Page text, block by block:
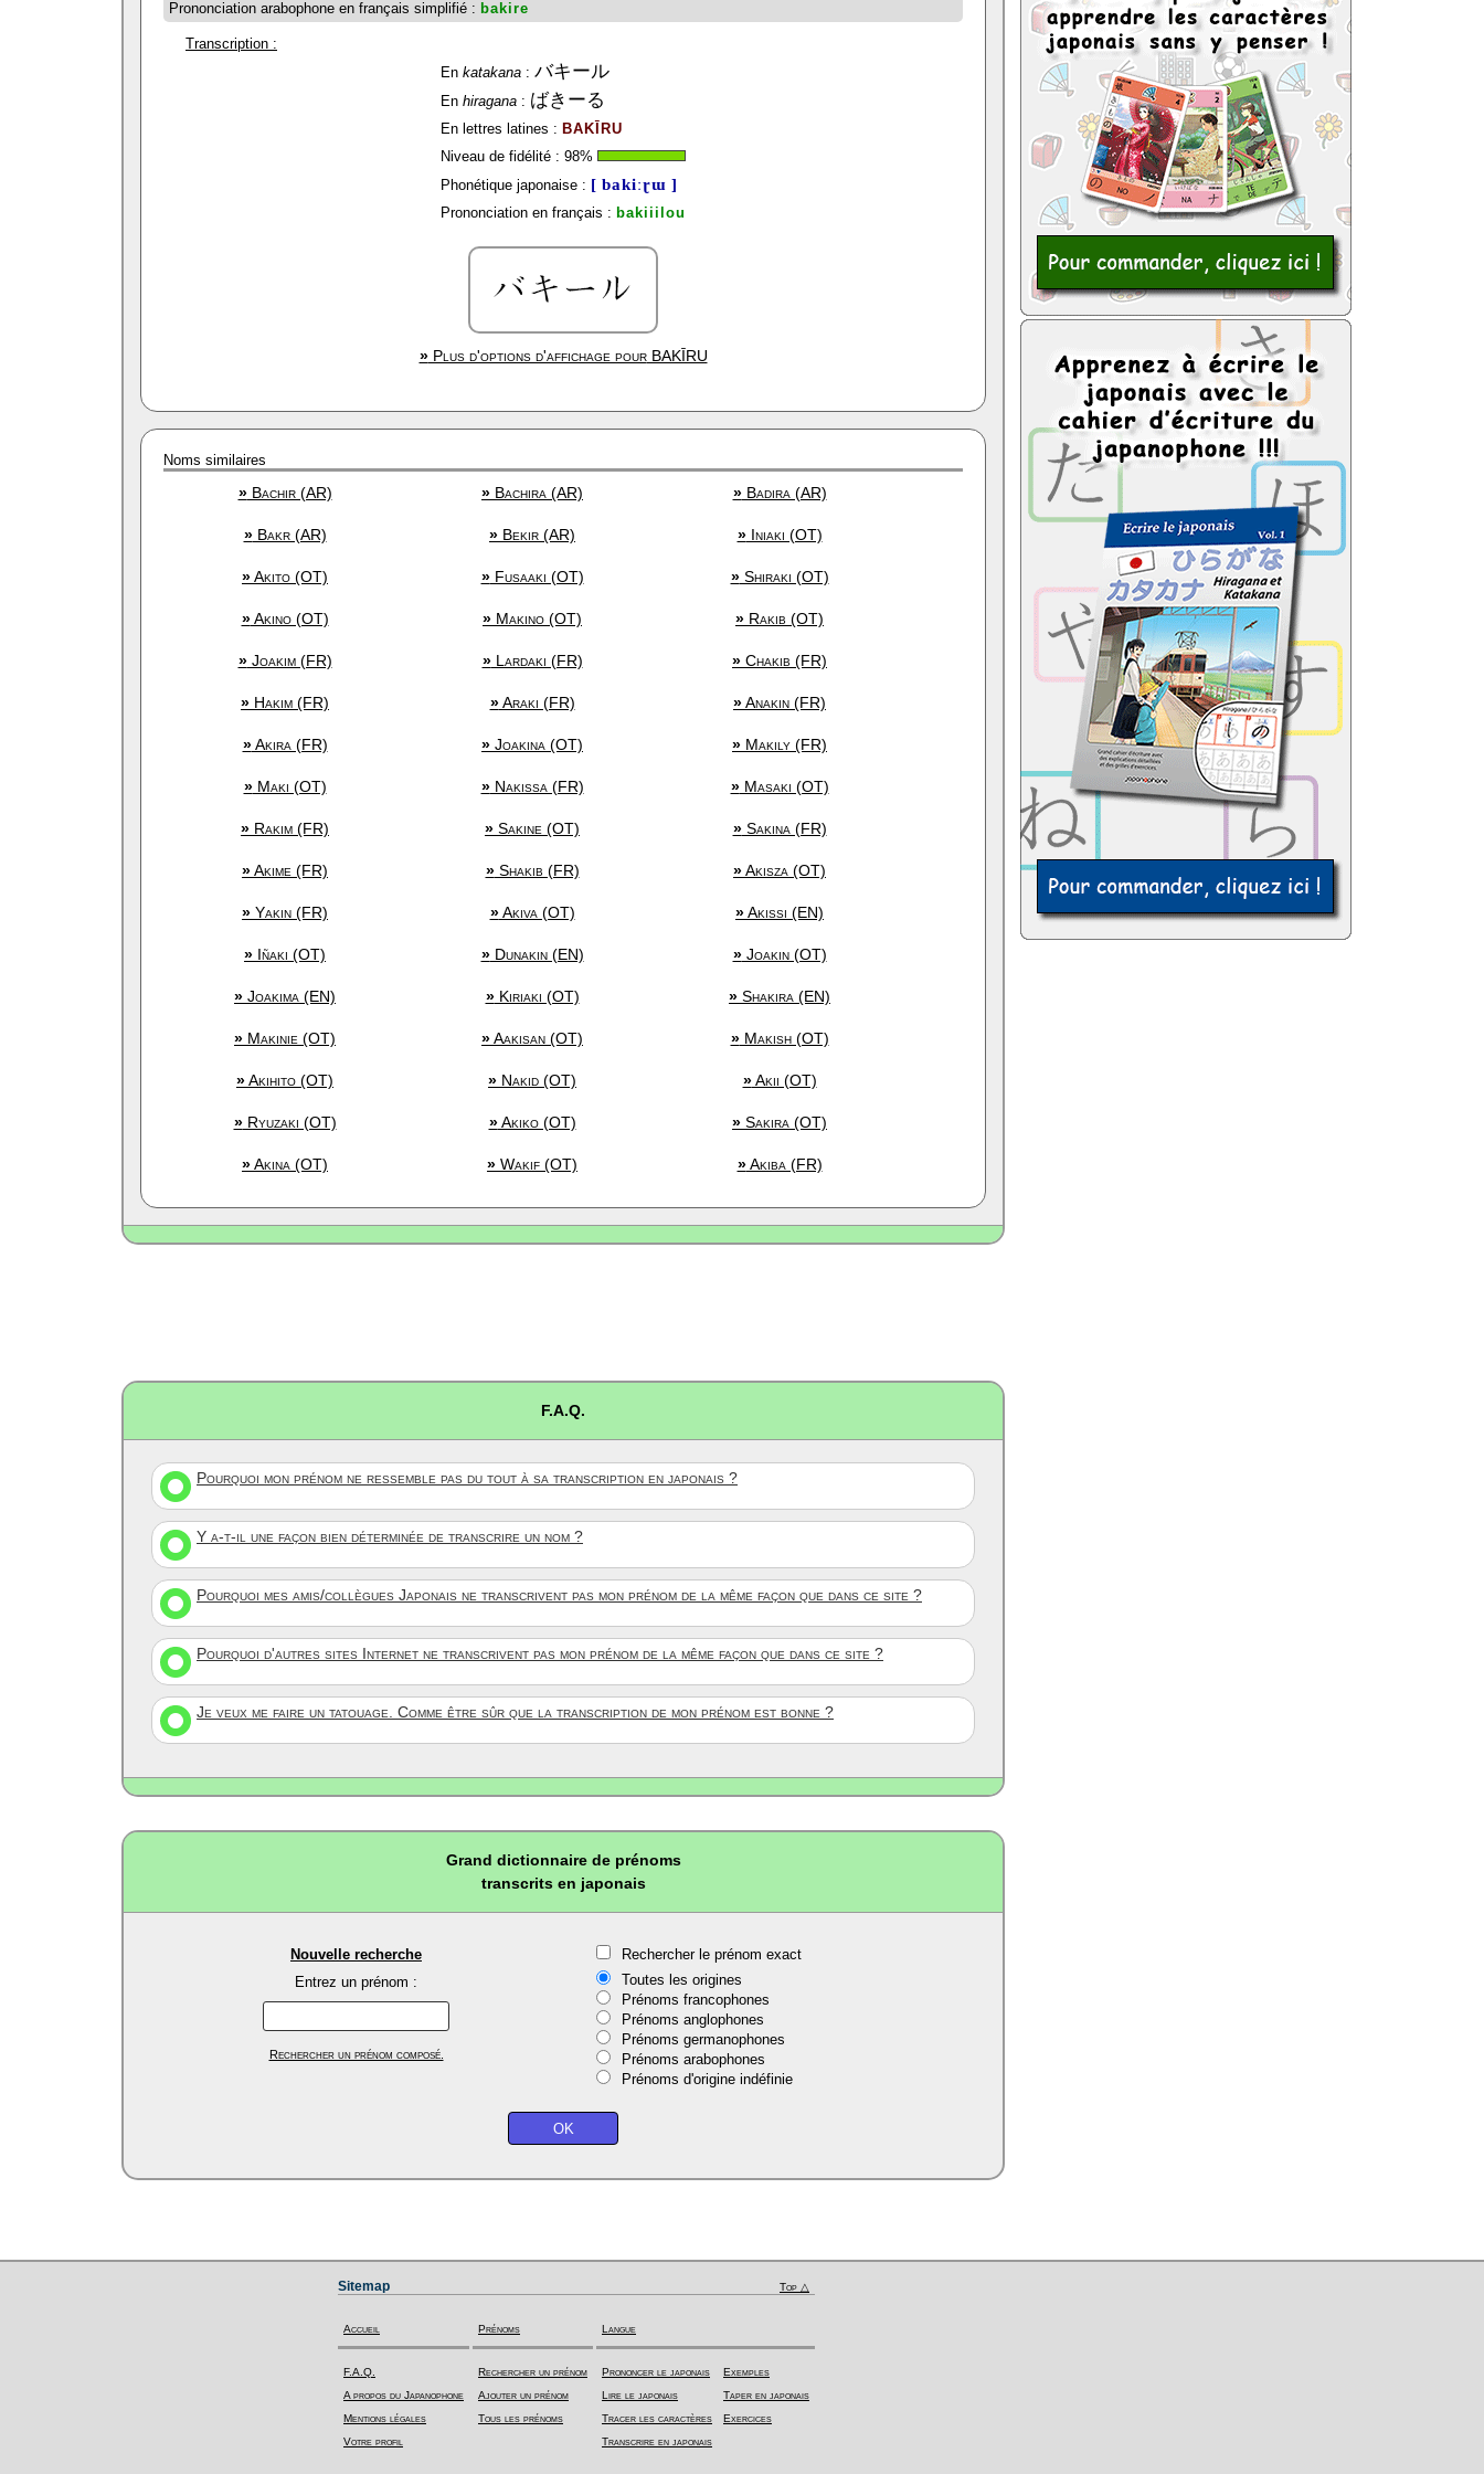
Prononciation arabophone en français simplifié : bakire
Transcription :
En katakana : バキール
En hiragana : ばきーる
En lettres latines : BAKĪRU
Niveau de fidélité : 98%
Phonétique japonaise : [ bakiːɽɯ ]
Prononciation en français : bakiiilou
»Plus d'options d'affichage pourBAKĪRU
Noms similaires
»Bachir (AR) » Bachira (AR) »Badira (AR)
»Bakr (AR) » Bekir (AR) »Iniaki (OT)
»Akito (OT) »Fusaaki (OT) »Shiraki (OT)
»Akino (OT) » Makino (OT) » Rakib (OT)
»Joakim (FR) »Lardaki (FR) » Chakib (FR)
» Hakim (FR) »Araki (FR) »Anakin (FR)
»Akira (FR) » Joakina (OT) » Makily (FR)
»Maki (OT) »Nakissa (FR) »Masaki (OT)
» Rakim (FR) » Sakine (OT) »Sakina (FR)
»Akime (FR) »Shakib (FR) »Akisza (OT)
» Yakin (FR) »Akiva (OT) »Akissi (EN)
» Iñaki (OT) »Dunakin (EN) »Joakin (OT)
» Joakima (EN) »Kiriaki (OT) » Shakira (EN)
» Makinie (OT) »Aakisan (OT) »Makish (OT)
»Akihito (OT) » Nakid (OT) »Akii (OT)
»Ryuzaki (OT) »Akiko (OT) » Sakira (OT)
»Akina (OT) » Wakif (OT) »Akiba (FR)
F.A.Q.
Pourquoi mon prénom ne ressemble pas du tout à sa transcription en japonais ?
Y a-t-il une façon bien déterminée de transcrire un nom ?
Pourquoi mes amis/collègues Japonais ne transcrivent pas mon prénom de la même façon que dans ce site ?
Pourquoi d'autres sites Internet ne transcrivent pas mon prénom de la même façon que dans ce site ?
Je veux me faire un tatouage. Comme être sûr que la transcription de mon prénom est bonne ?
Grand dictionnaire de prénoms
transcrits en japonais
Nouvelle recherche
Entrez un prénom :
Rechercher un prénom composé.
Rechercher le prénom exact
Toutes les origines
Prénoms francophones
Prénoms anglophones
Prénoms germanophones
Prénoms arabophones
Prénoms d'origine indéfinie
Sitemap Top △
Accueil
F.A.Q.
A propos du Japanophone
Mentions légales
Votre profil
Prénoms
Rechercher un prénom
Ajouter un prénom
Tous les prénoms
Langue
Prononcer le japonais
Lire le japonais
Tracer les caractères
Transcrire en japonais
Exemples
Taper en japonais
Exercices